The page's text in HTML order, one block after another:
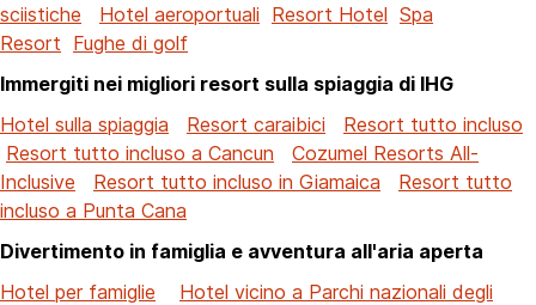
sciistiche
Hotel aeroportuali Resort Hotel Spa
Resort Fughe di golf
Immergiti nei migliori resort sulla spiaggia di IHG
Hotel sulla spiaggia
Resort caraibici
Resort tutto incluso
Resort tutto incluso a Cancun
Cozumel Resorts All-
Inclusive
Resort tutto incluso in Giamaica
Resort tutto
incluso a Punta Cana
Divertimento in famiglia e avventura all'aria aperta
Hotel per famiglie
Hotel vicino a Parchi nazionali degli